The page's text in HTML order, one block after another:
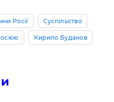
Росії Суспільство
Кирило Буданов